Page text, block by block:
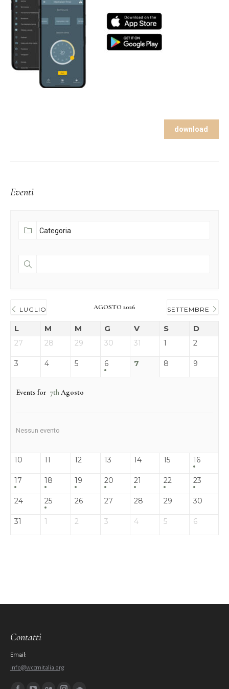
download
Eventi
LUGLIO AGOSTO 2026 SETTEMBRE
L M M G V S D
27 28 29 30 31 1 2
3 4 5 6 7 8 9
Events for 7thAgosto
Nessun evento
10 11 12 13 14 15 16
17 18 19 20 21 22 23
24 25 26 27 28 29 30
31 1 2 3 4 5 6
Contatti
Email:
info@wccmitalia.org
Ci puoi trovare su: